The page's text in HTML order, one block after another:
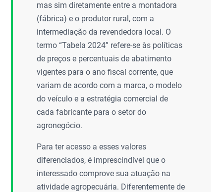
mas sim diretamente entre a montadora
(fábrica) e o produtor rural, com a
intermediação da revendedora local. O
termo “Tabela 2024” refere-se às políticas
de preços e percentuais de abatimento
vigentes para o ano fiscal corrente, que
variam de acordo com a marca, o modelo
do veículo e a estratégia comercial de
cada fabricante para o setor do
agronegócio.
Para ter acesso a esses valores
diferenciados, é imprescindível que o
interessado comprove sua atuação na
atividade agropecuária. Diferentemente de